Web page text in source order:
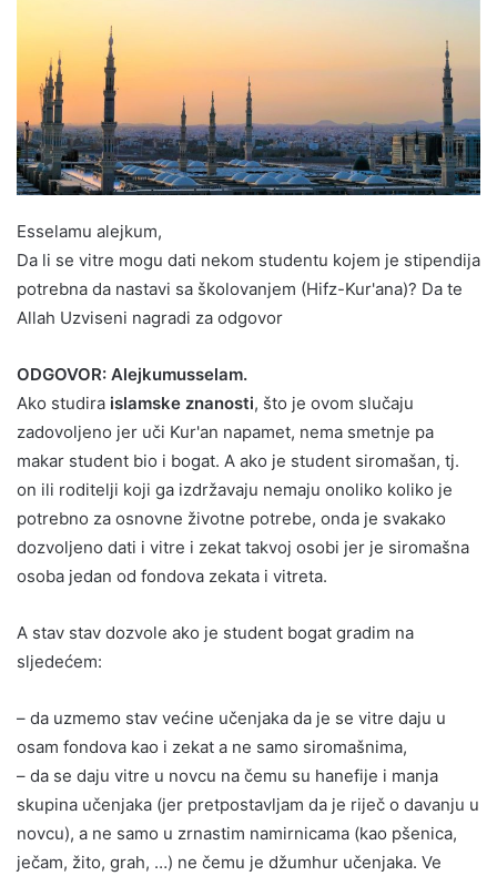
Esselamu alejkum,
Da li se vitre mogu dati nekom studentu kojem je stipendija
potrebna da nastavi sa školovanjem (Hifz-Kur'ana)? Da te
Allah Uzviseni nagradi za odgovor
ODGOVOR: Alejkumusselam.
Ako studira islamske znanosti, što je ovom slučaju
zadovoljeno jer uči Kur'an napamet, nema smetnje pa
makar student bio i bogat. A ako je student siromašan, tj.
on ili roditelji koji ga izdržavaju nemaju onoliko koliko je
potrebno za osnovne životne potrebe, onda je svakako
dozvoljeno dati i vitre i zekat takvoj osobi jer je siromašna
osoba jedan od fondova zekata i vitreta.
A stav stav dozvole ako je student bogat gradim na
sljedećem:
– da uzmemo stav većine učenjaka da je se vitre daju u
osam fondova kao i zekat a ne samo siromašnima,
– da se daju vitre u novcu na čemu su hanefije i manja
skupina učenjaka (jer pretpostavljam da je riječ o davanju u
novcu), a ne samo u zrnastim namirnicama (kao pšenica,
ječam, žito, grah, …) ne čemu je džumhur učenjaka. Ve